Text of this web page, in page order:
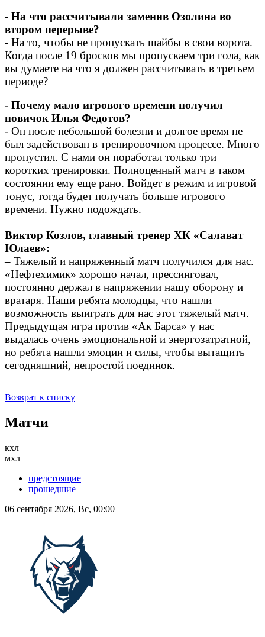
- На что рассчитывали заменив Озолина во
втором перерыве?
- На то, чтобы не пропускать шайбы в свои ворота.
Когда после 19 бросков мы пропускаем три гола, как
вы думаете на что я должен рассчитывать в третьем
периоде?
- Почему мало игрового времени получил
новичок Илья Федотов?
- Он после небольшой болезни и долгое время не
был задействован в тренировочном процессе. Много
пропустил. С нами он поработал только три
коротких тренировки. Полноценный матч в таком
состоянии ему еще рано. Войдет в режим и игровой
тонус, тогда будет получать больше игрового
времени. Нужно подождать.
Виктор Козлов, главный тренер ХК «Салават
Юлаев»:
– Тяжелый и напряженный матч получился для нас.
«Нефтехимик» хорошо начал, прессинговал,
постоянно держал в напряжении нашу оборону и
вратаря. Наши ребята молодцы, что нашли
возможность выиграть для нас этот тяжелый матч.
Предыдущая игра против «Ак Барса» у нас
выдалась очень эмоциональной и энергозатратной,
но ребята нашли эмоции и силы, чтобы вытащить
сегодняшний, непростой поединок.
Возврат к списку
Матчи
кхл
мхл
предстоящие
прошедшие
06 сентября 2026, Вс, 00:00